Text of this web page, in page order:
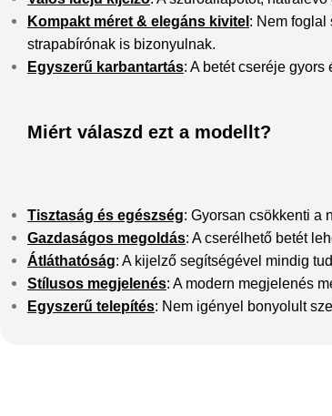
Kompakt méret & elegáns kivitel : Nem foglal
strapabírónak is bizonyulnak.
Egyszerű karbantartás: A betét cseréje
Miért válaszd ezt a modellt?
Tisztaság és egészség: Gyorsan csökkenti a
Gazdaságos megoldás: A cserélhető betét
Átláthatóság: A kijelző segítségével mindig
Stílusos megjelenés: A modern megjelenés
Egyszerű telepítés: Nem igényel bonyolult